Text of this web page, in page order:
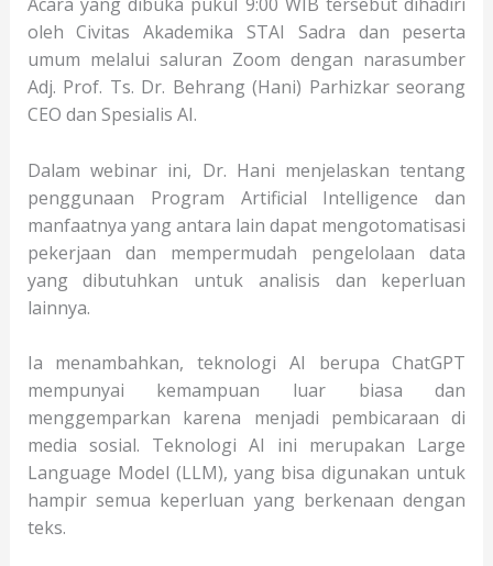
oleh Civitas Akademika STAI Sadra dan peserta
umum melalui saluran Zoom dengan narasumber
Adj. Prof. Ts. Dr. Behrang (Hani) Parhizkar seorang
CEO dan Spesialis AI.
Dalam webinar ini, Dr. Hani menjelaskan tentang
penggunaan Program Artificial Intelligence dan
manfaatnya yang antara lain dapat mengotomatisasi
pekerjaan dan mempermudah pengelolaan data
yang dibutuhkan untuk analisis dan keperluan
lainnya.
Ia menambahkan, teknologi AI berupa ChatGPT
mempunyai kemampuan luar biasa dan
menggemparkan karena menjadi pembicaraan di
media sosial. Teknologi AI ini merupakan Large
Language Model (LLM), yang bisa digunakan untuk
hampir semua keperluan yang berkenaan dengan
teks.